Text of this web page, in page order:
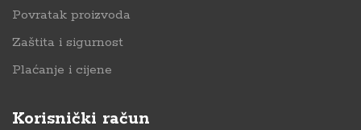
Povratak proizvoda
Zaštita i sigurnost
Plaćanje i cijene
Korisnički račun